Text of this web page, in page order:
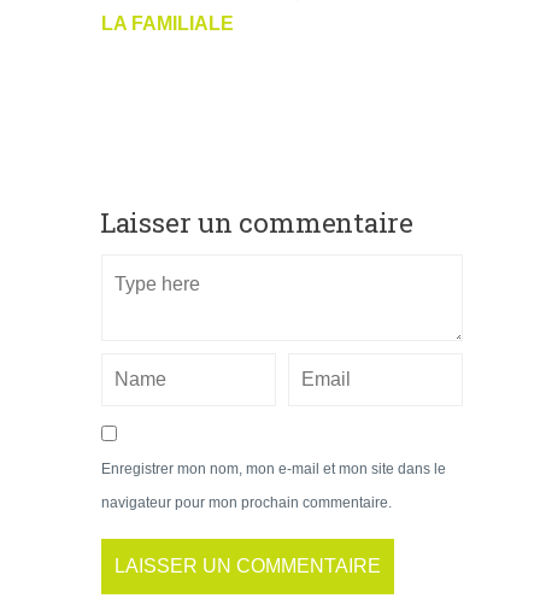
LA FAMILIALE
Laisser un commentaire
Enregistrer mon nom, mon e-mail et mon site dans le
navigateur pour mon prochain commentaire.